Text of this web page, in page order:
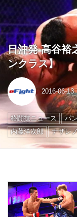
日沖発 高谷裕
ンクラス】
2016-06-13
格闘技ニュース パ
内藤洋次郎
ナザレ